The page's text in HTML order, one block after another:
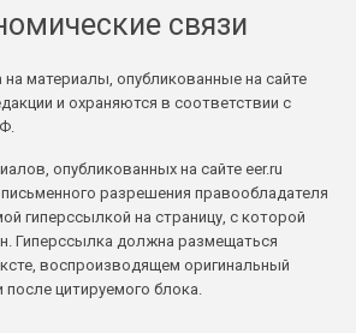
связи
на материалы, опубликованные на сайте
и охраняются в соответствии с
опубликованных на сайте eer.ru
разрешения правообладателя
гиперссылкой на страницу, с которой
Гиперссылка должна размещаться
воспроизводящем оригинальный
цитируемого блока.